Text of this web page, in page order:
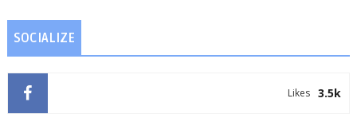
SOCIALIZE
3.5k
Likes